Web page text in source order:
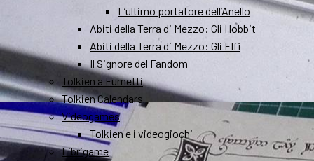
L’ultimo portatore dell’Anello
Abiti della Terra di Mezzo: Gli Hobbit
Abiti della Terra di Mezzo: Gli Elfi
Il Signore del Fandom
Tolkien a Fumetti
Tolkien Calendars
Videogames
Tolkien e i videogiochi
Librigame